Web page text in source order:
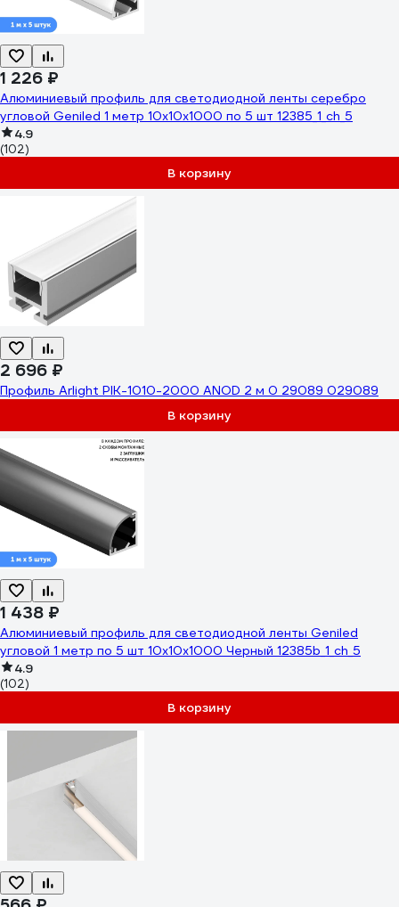
1 226 ₽
Алюминиевый профиль для светодиодной ленты серебро
угловой Geniled 1 метр 10x10x1000 по 5 шт 12385_1_ch_5
4.9
(102)
В корзину
2 696 ₽
Профиль Arlight PIK-1010-2000 ANOD 2 м 0 29089 029089
В корзину
1 438 ₽
Алюминиевый профиль для светодиодной ленты Geniled
угловой 1 метр по 5 шт 10x10x1000 Чeрный 12385b_1_ch_5
4.9
(102)
В корзину